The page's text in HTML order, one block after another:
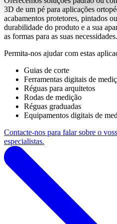
3D de um pé para aplicações
acabamentos protetores, pintados
durabilidade do produto e a sua
as formas para as suas necessidades.
Permita-nos ajudar com estas
Guias de corte
Ferramentas digitais de
Réguas para arquitetos
Rodas de medição
Réguas graduadas
Equipamentos digitais de
Contacte-nos para falar sobre o
especialistas.